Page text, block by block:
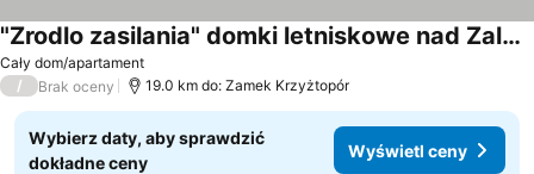
Cały dom/apartament
"Zrodlo zasilania" domki letniskowe nad Zalewem Chancza
Wyświetl ceny
/ Brak oceny 19.0 km do: Zamek Krzyżtopór
Wybierz daty, aby sprawdzić
dokładne ceny
Wyświetl ceny